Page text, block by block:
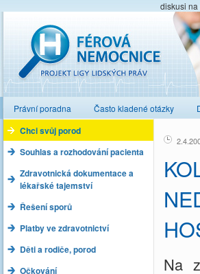
diskusi
Právní poradna Často kladené otázky
Chci svůj porod
Souhlas a rozhodování pacienta
Zdravotnická dokumentace a
lékařské tajemství
Řešení sporů
Platby ve zdravotnictví
Děti a rodiče, porod
Očkování
Na